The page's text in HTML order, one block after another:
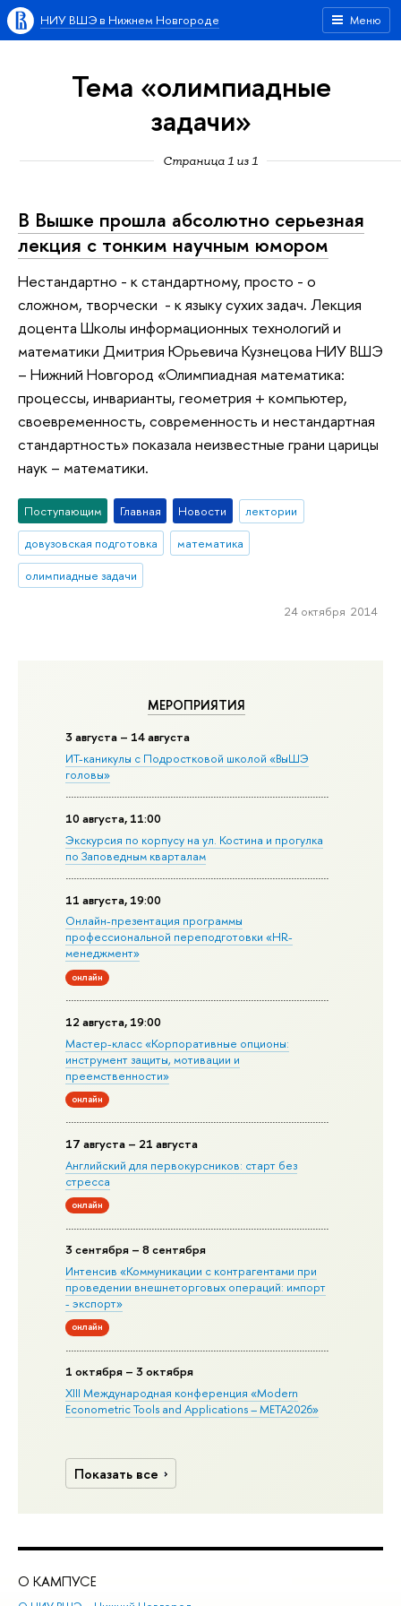
Меню
НИУ ВШЭ в Нижнем Новгороде
Тема «олимпиадные
задачи»
Страница 1 из 1
МЕРОПРИЯТИЯ
3 августа – 14 августа
ИТ-каникулы с Подростковой школой «ВыШЭ
головы»
10 августа, 11:00
Экскурсия по корпусу на ул. Костина и прогулка
по Заповедным кварталам
11 августа, 19:00
Онлайн-презентация программы
профессиональной переподготовки «HR-
менеджмент»
онлайн
12 августа, 19:00
Мастер-класс «Корпоративные опционы:
инструмент защиты, мотивации и
преемственности»
онлайн
17 августа – 21 августа
Английский для первокурсников: старт без
стресса
онлайн
3 сентября – 8 сентября
Интенсив «Коммуникации с контрагентами при
проведении внешнеторговых операций: импорт
- экспорт»
онлайн
1 октября – 3 октября
XIII Международная конференция «Modern
Econometric Tools and Applications – META2026»
Показать все
В Вышке прошла абсолютно серьезная
лекция с тонким научным юмором
Нестандартно - к стандартному, просто - о
сложном, творчески - к языку сухих задач. Лекция
доцента Школы информационных технологий и
математики Дмитрия Юрьевича Кузнецова НИУ ВШЭ
– Нижний Новгород «Олимпиадная математика:
процессы, инварианты, геометрия + компьютер,
своевременность, современность и нестандартная
стандартность» показала неизвестные грани царицы
наук – математики.
Поступающим Главная Новости
лектории
довузовская подготовка
математика
олимпиадные задачи
24 октября 2014
О КАМПУСЕ